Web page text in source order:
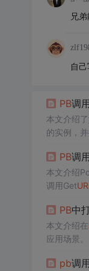
兄
自
PB调
本文介绍
的实例，
PB调
本文介绍
调用Get
PB中
本文介绍在
应用场景。
pb调